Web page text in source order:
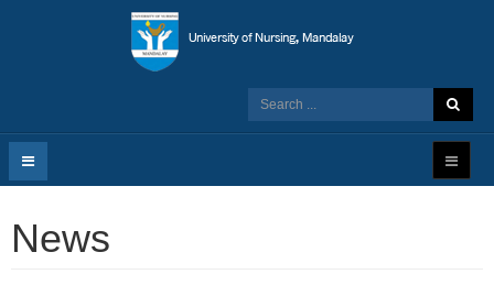
News